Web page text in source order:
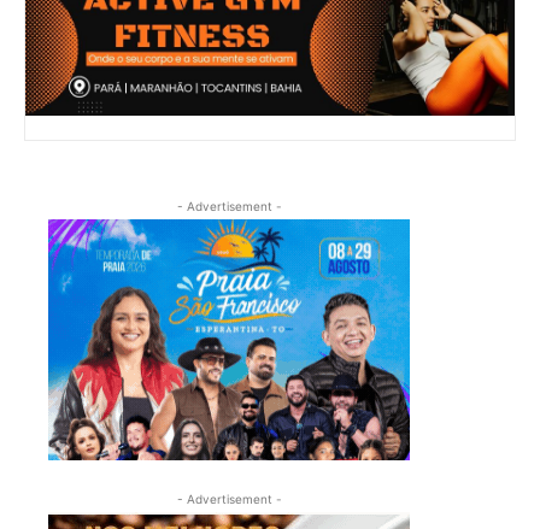
- Advertisement -
- Advertisement -